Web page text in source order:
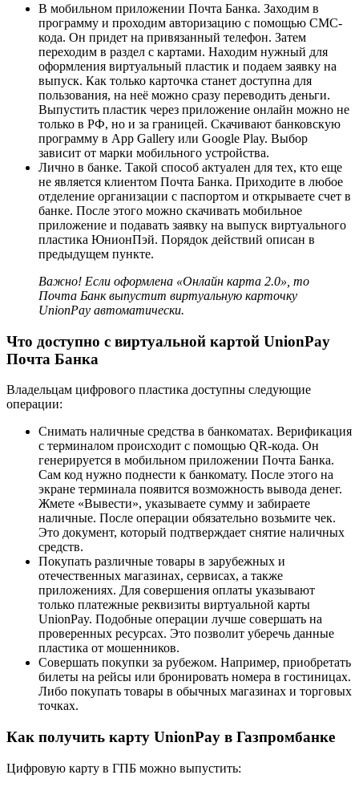
В мобильном приложении Почта Банка. Заходим в
программу и проходим авторизацию с помощью СМС-
кода. Он придет на привязанный телефон. Затем
переходим в раздел с картами. Находим нужный для
оформления виртуальный пластик и подаем заявку на
выпуск. Как только карточка станет доступна для
пользования, на неё можно сразу переводить деньги.
Выпустить пластик через приложение онлайн можно не
только в РФ, но и за границей. Скачивают банковскую
программу в App Gallery или Google Play. Выбор
зависит от марки мобильного устройства.
Лично в банке. Такой способ актуален для тех, кто еще
не является клиентом Почта Банка. Приходите в любое
отделение организации с паспортом и открываете счет в
банке. После этого можно скачивать мобильное
приложение и подавать заявку на выпуск виртуального
пластика ЮнионПэй. Порядок действий описан в
предыдущем пункте.
Важно! Если оформлена «Онлайн карта 2.0», то
Почта Банк выпустит виртуальную карточку
UnionPay автоматически.
Что доступно с виртуальной картой UnionPay
Почта Банка
Владельцам цифрового пластика доступны следующие
операции:
Снимать наличные средства в банкоматах. Верификация
с терминалом происходит с помощью QR-кода. Он
генерируется в мобильном приложении Почта Банка.
Сам код нужно поднести к банкомату. После этого на
экране терминала появится возможность вывода денег.
Жмете «Вывести», указываете сумму и забираете
наличные. После операции обязательно возьмите чек.
Это документ, который подтверждает снятие наличных
средств.
Покупать различные товары в зарубежных и
отечественных магазинах, сервисах, а также
приложениях. Для совершения оплаты указывают
только платежные реквизиты виртуальной карты
UnionPay. Подобные операции лучше совершать на
проверенных ресурсах. Это позволит уберечь данные
пластика от мошенников.
Совершать покупки за рубежом. Например, приобретать
билеты на рейсы или бронировать номера в гостиницах.
Либо покупать товары в обычных магазинах и торговых
точках.
Как получить карту UnionPay в Газпромбанке
Цифровую карту в ГПБ можно выпустить: